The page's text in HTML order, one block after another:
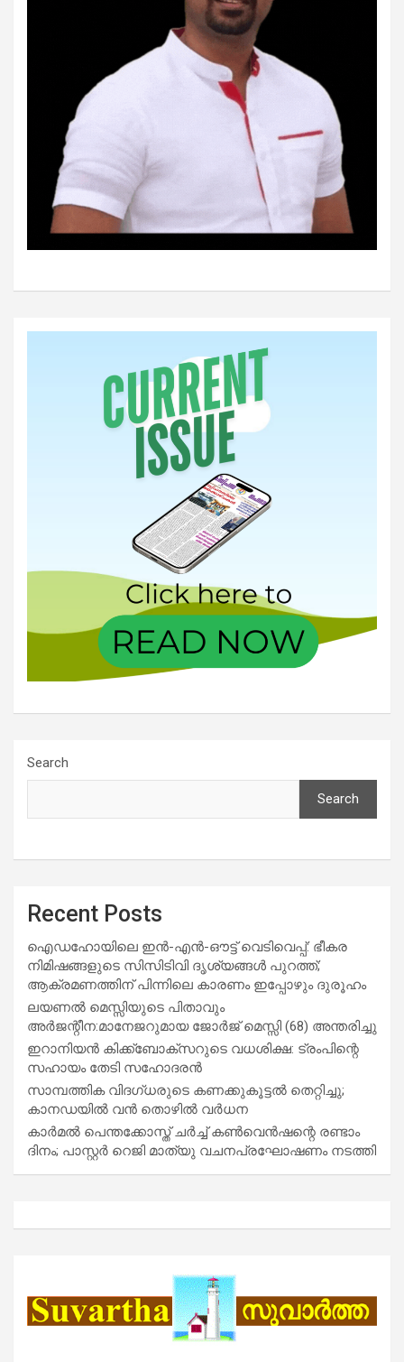
Search
Search
Recent Posts
ഐഡഹോയിലെ ഇൻ-എൻ-ഔട്ട് വെടിവെപ്പ്: ഭീകര
നിമിഷങ്ങളുടെ സിസിടിവി ദൃശ്യങ്ങൾ പുറത്ത്;
ആക്രമണത്തിന് പിന്നിലെ കാരണം ഇപ്പോഴും ദുരൂഹം
ലയണൽ മെസ്സിയുടെ പിതാവും
അർജന്റീന:മാനേജറുമായ ജോർജ് മെസ്സി (68) അന്തരിച്ചു
ഇറാനിയൻ കിക്ക്ബോക്സറുടെ വധശിക്ഷ: ട്രംപിന്റെ
സഹായം തേടി സഹോദരൻ
സാമ്പത്തിക വിദഗ്ധരുടെ കണക്കുകൂട്ടൽ തെറ്റിച്ചു;
കാനഡയിൽ വൻ തൊഴിൽ വർധന
കാർമൽ പെന്തക്കോസ്ത് ചർച്ച് കൺവെൻഷന്റെ രണ്ടാം
ദിനം; പാസ്റ്റർ റെജി മാത്യു വചനപ്രഘോഷണം നടത്തി